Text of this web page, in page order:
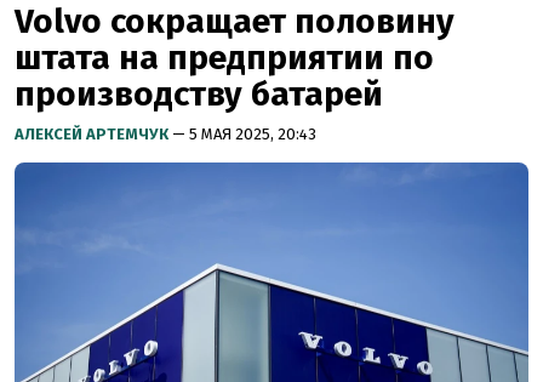
Volvo сокращает половину
штата на предприятии по
производству батарей
АЛЕКСЕЙ АРТЕМЧУК — 5 МАЯ 2025, 20:43